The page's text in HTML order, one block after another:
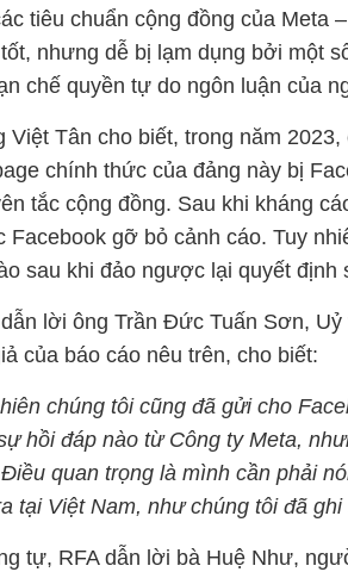
tiêu chuẩn cộng đồng của Meta
nhưng dễ bị lạm dụng bởi một
chế quyền tự do ngôn luận của
Việt Tân cho biết, trong năm
chính thức của đảng này bị
tắc cộng đồng. Sau khi kháng
Facebook gỡ bỏ cảnh cáo. Tuy
sau khi đảo ngược lại quyết định
dẫn lời ông Trần Đức Tuấn Sơn,
của báo cáo nêu trên, cho biết:
chúng tôi cũng đã gửi cho
hồi đáp nào từ Công ty Meta,
quan trọng là mình cần phải
tại Việt Nam, như chúng tôi đã ghi
tự, RFA dẫn lời bà Huệ Như,